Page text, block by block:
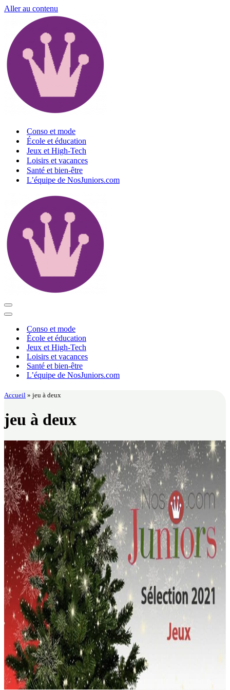
Aller au contenu
Conso et mode
École et éducation
Jeux et High-Tech
Loisirs et vacances
Santé et bien-être
L’équipe de NosJuniors.com
Menu
de
Menu
navigationConso et mode
École et éducation
Jeux et High-Tech
Loisirs et vacances
Santé et bien-être
L’équipe de NosJuniors.com
Accueil » jeu à deux
jeu à deux